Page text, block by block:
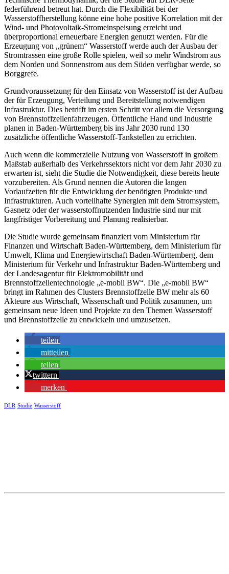
federführend betreut hat. Durch die Flexibilität bei der
Wasserstoffherstellung könne eine hohe positive Korrelation mit der
Wind- und Photovoltaik-Stromeinspeisung erreicht und
überproportional erneuerbare Energien genutzt werden. Für die
Erzeugung von „grünem“ Wasserstoff werde auch der Ausbau der
Stromtrassen eine große Rolle spielen, weil so mehr Windstrom aus
dem Norden und Sonnenstrom aus dem Süden verfügbar werde, so
Borggrefe.
Grundvoraussetzung für den Einsatz von Wasserstoff ist der Aufbau
der für Erzeugung, Verteilung und Bereitstellung notwendigen
Infrastruktur. Dies betrifft im ersten Schritt vor allem die Versorgung
von Brennstoffzellenfahrzeugen. Öffentliche Hand und Industrie
planen in Baden-Württemberg bis ins Jahr 2030 rund 130
zusätzliche öffentliche Wasserstoff-Tankstellen zu errichten.
Auch wenn die kommerzielle Nutzung von Wasserstoff in großem
Maßstab außerhalb des Verkehrssektors nicht vor dem Jahr 2030 zu
erwarten ist, sieht die Studie die Notwendigkeit, diese bereits heute
vorzubereiten. Als Grund nennen die Autoren die langen
Vorlaufzeiten für die Entwicklung der benötigten Produkte und
Infrastrukturen. Auch vorteilhafte Synergien mit dem Stromsystem,
Gasnetz oder der wasserstoffnutzenden Industrie sind nur mit
langfristiger Vorbereitung und Planung realisierbar.
Die Studie wurde gemeinsam finanziert vom Ministerium für
Finanzen und Wirtschaft Baden-Württemberg, dem Ministerium für
Umwelt, Klima und Energiewirtschaft Baden-Württemberg, dem
Ministerium für Verkehr und Infrastruktur Baden-Württemberg und
der Landesagentur für Elektromobilität und
Brennstoffzellentechnologie „e-mobil BW“. Die „e-mobil BW“
bringt im Rahmen des Clusters Brennstoffzelle BW mehr als 60
Akteure aus Wirtschaft, Wissenschaft und Politik zusammen, um
gemeinsam neue Ideen und Projekte zu den Themen Wasserstoff
und Brennstoffzelle zu entwickeln und umzusetzen.
teilen
mitteilen
teilen
twittern
merken
DLR Studie Wasserstoff